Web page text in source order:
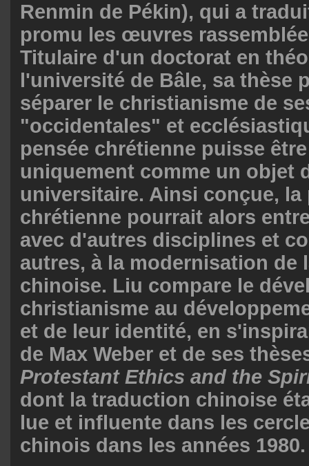
Renmin de Pékin), qui a
promu les œuvres
Titulaire d'un doctorat en
l'université de Bâle, sa thèse
séparer le christianisme de
"occidentales" et
pensée chrétienne puisse
uniquement comme un objet
universitaire. Ainsi conçue, la
chrétienne pourrait alors
avec d'autres disciplines et
autres, à la modernisation de
chinoise. Liu compare le
christianisme au
et de leur identité, en
de Max Weber et de ses
Protestant Ethics and the
dont la traduction chinoise
lue et influente dans les
chinois dans les années 1980.